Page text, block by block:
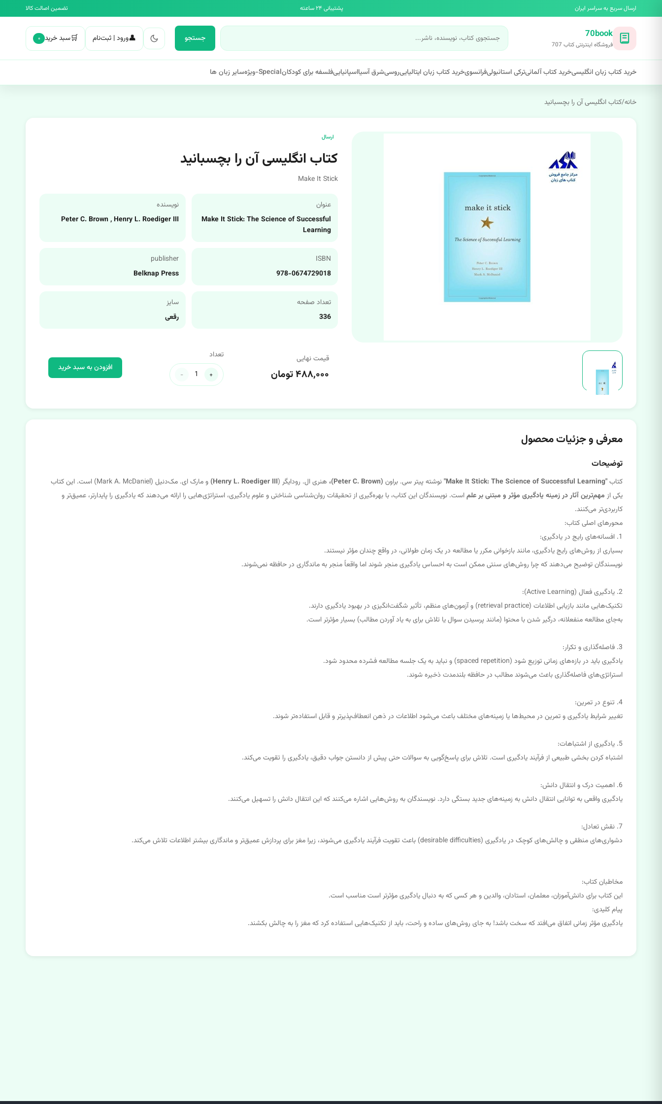
ارسال سریع به سراسر ایران پشتیبانی ۲۴ ساعته تضمین اصالت کالا
70book
فروشگاه اینترنتی کتاب 707
جستجو 👤ورود | ثبت‌نام 🛒سبد خرید ۰
خرید کتاب زبان انگلیسیخرید کتاب آلمانیترکی استانبولیفرانسویخرید کتاب زبان ایتالیاییروسیشرق آسیااسپانیاییفلسفه برای کودکانSpecial-ویژه سایر زبان ها
خانه/کتاب انگلیسی آن را بچسبانید
ارسال
کتاب انگلیسی آن را بچسبانید
Make It Stick
عنوان
Make It Stick: The Science of Successful
Learning
نویسنده
Peter C. Brown , Henry L. Roediger III
ISBN
978-0674729018
publisher
Belknap Press
تعداد صفحه
336
سایز
رقعی
قیمت نهایی
۴۸۸,۰۰۰ تومان
تعداد
+
-
افزودن به سبد خرید
معرفی و جزئیات محصول
توضیحات
کتاب"Make It Stick: The Science of Successful Learning" نوشته پیتر سی. براون (Peter C. Brown)، هنری ال. رودایگر (Henry L. Roediger III)
و مارک ای. مک‌دنیل (Mark A. McDaniel) است. این کتاب
یکی از مهم‌ترین آثار در زمینه یادگیری مؤثر و مبتنی بر علماست. نویسندگان این کتاب، با بهره‌گیری از تحقیقات روان‌شناسی شناختی و علوم یادگیری، استراتژی‌هایی را ارائه می‌دهند که یادگیری را پایدارتر، عمیق‌تر و
کاربردی‌تر می‌کنند.
محورهای اصلی کتاب:
1. افسانه‌های رایج در یادگیری:
بسیاری از روش‌های رایج یادگیری، مانند بازخوانی مکرر یا مطالعه در یک زمان طولانی، در واقع چندان مؤثر نیستند.
نویسندگان توضیح می‌دهند که چرا روش‌های سنتی ممکن است به احساس یادگیری منجر شوند اما واقعاً منجر به ماندگاری در حافظه نمی‌شوند.
2. یادگیری فعال (Active Learning):
تکنیک‌هایی مانند بازیابی اطلاعات (retrieval practice) و آزمون‌های منظم، تأثیر شگفت‌انگیزی در بهبود یادگیری دارند.
به‌جای مطالعه منفعلانه، درگیر شدن با محتوا (مانند پرسیدن سوال یا تلاش برای به یاد آوردن مطالب) بسیار مؤثرتر است.
3. فاصله‌گذاری و تکرار:
یادگیری باید در بازه‌های زمانی توزیع شود (spaced repetition) و نباید به یک جلسه مطالعه فشرده محدود شود.
استراتژی‌های فاصله‌گذاری باعث می‌شوند مطالب در حافظه بلندمدت ذخیره شوند.
4. تنوع در تمرین:
تغییر شرایط یادگیری و تمرین در محیط‌ها یا زمینه‌های مختلف باعث می‌شود اطلاعات در ذهن انعطاف‌پذیرتر و قابل استفاده‌تر شوند.
5. یادگیری از اشتباهات:
اشتباه کردن بخشی طبیعی از فرآیند یادگیری است. تلاش برای پاسخ‌گویی به سوالات حتی پیش از دانستن جواب دقیق، یادگیری را تقویت می‌کند.
6. اهمیت درک و انتقال دانش:
یادگیری واقعی به توانایی انتقال دانش به زمینه‌های جدید بستگی دارد. نویسندگان به روش‌هایی اشاره می‌کنند که این انتقال دانش را تسهیل می‌کنند.
7. نقش تعادل:
دشواری‌های منطقی و چالش‌های کوچک در یادگیری (desirable difficulties) باعث تقویت فرآیند یادگیری می‌شوند، زیرا مغز برای پردازش عمیق‌تر و ماندگاری بیشتر اطلاعات تلاش می‌کند.
مخاطبان کتاب:
این کتاب برای دانش‌آموزان، معلمان، استادان، والدین و هر کسی که به دنبال یادگیری مؤثرتر است مناسب است.
پیام کلیدی:
یادگیری مؤثر زمانی اتفاق می‌افتد که سخت باشد! به جای روش‌های ساده و راحت، باید از تکنیک‌هایی استفاده کرد که مغز را به چالش بکشند.